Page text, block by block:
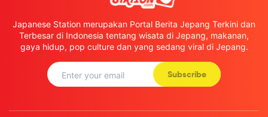
Japanese Station merupakan Portal Berita Jepang Terkini dan
Terbesar di Indonesia tentang wisata di Jepang, makanan,
gaya hidup, pop culture dan yang sedang viral di Jepang.
Subscribe